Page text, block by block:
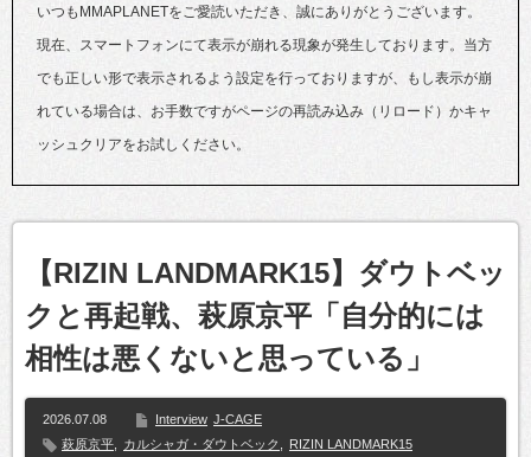
いつもMMAPLANETをご愛読いただき、誠にありがとうございます。
現在、スマートフォンにて表示が崩れる現象が発生しております。当方
でも正しい形で表示されるよう設定を行っておりますが、もし表示が崩
れている場合は、お手数ですがページの再読み込み（リロード）かキャ
ッシュクリアをお試しください。
【RIZIN LANDMARK15】ダウトベッ
クと再起戦、萩原京平「自分的には
相性は悪くないと思っている」
2026.07.08 Interview J-CAGE
萩原京平
カルシャガ・ダウトベック RIZIN LANDMARK15